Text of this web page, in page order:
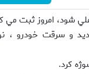
شود، امروز ثبت مي
و سرقت خودرو
كرد.